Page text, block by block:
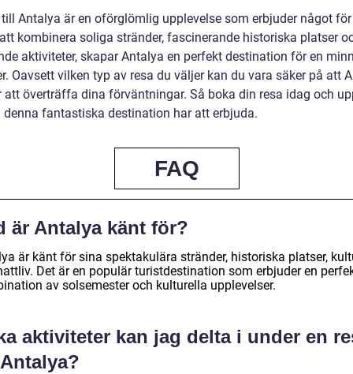
Antalya är en oförglömlig upplevelse som erbjuder något
kombinera soliga stränder, fascinerande historiska platser
aktiviteter, skapar Antalya en perfekt destination för en
Oavsett vilken typ av resa du väljer kan du vara säker på att
att överträffa dina förväntningar. Så boka din resa idag och
fantastiska destination har att erbjuda.
FAQ
är Antalya känt för?
är känt för sina spektakulära stränder, historiska platser,
Det är en populär turistdestination som erbjuder en
av solsemester och kulturella upplevelser.
aktiviteter kan jag delta i under en